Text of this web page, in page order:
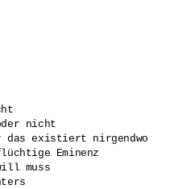
nicht
existiert nirgendwo
Eminenz
muss